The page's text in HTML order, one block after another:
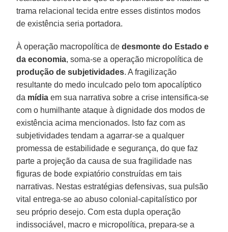
trama relacional tecida entre esses distintos modos
de existência seria portadora.
À operação macropolítica dedesmonte do Estado e
da economia, soma-se a operação micropolítica de
produção de subjetividades. A fragilização
resultante do medo inculcado pelo tom apocalíptico
da mídia em sua narrativa sobre a crise intensifica-se
com o humilhante ataque à dignidade dos modos de
existência acima mencionados. Isto faz com as
subjetividades tendam a agarrar-se a qualquer
promessa de estabilidade e segurança, do que faz
parte a projeção da causa de sua fragilidade nas
figuras de bode expiatório construídas em tais
narrativas. Nestas estratégias defensivas, sua pulsão
vital entrega-se ao abuso colonial-capitalístico por
seu próprio desejo. Com esta dupla operação
indissociável, macro e micropolítica, prepara-se a